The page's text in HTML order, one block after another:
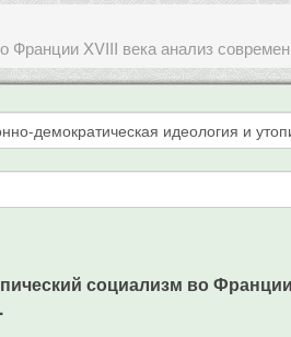
XVIII века анализ
социализм во